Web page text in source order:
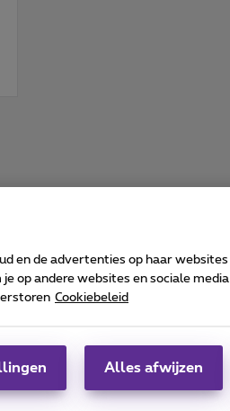
Carrier & Wholesale Solutions
Proximus Group
| Telindus
en de advertenties op haar
op andere websites en sociale
Cookiebeleid
Alles afwijzen